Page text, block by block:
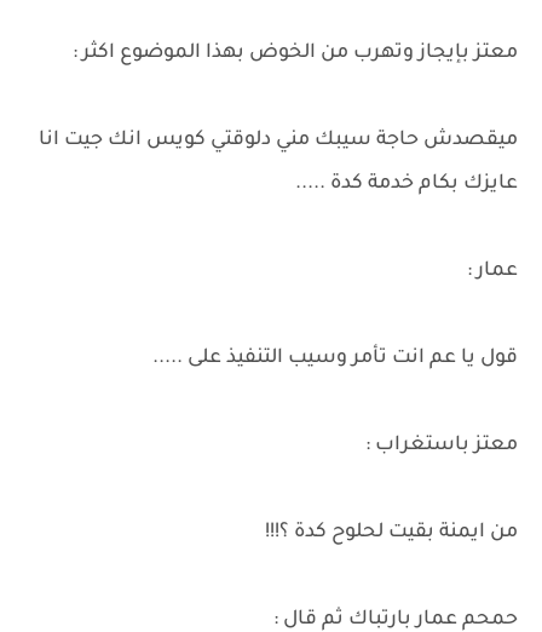
معتز بإيجاز وتهرب من الخوض بهذا الموضوع اكثر :
ميقصدش حاجة سيبك مني دلوقتي كويس انك جيت انا
عايزك بكام خدمة كدة .....
عمار :
قول يا عم انت تأمر وسيب التنفيذ على .....
معتز باستغراب :
من ايمنة بقيت لحلوح كدة ؟!!!
حمحم عمار بارتباك ثم قال :